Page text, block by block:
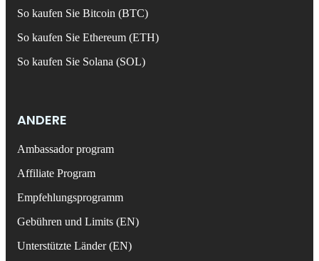
So kaufen Sie Bitcoin (BTC)
So kaufen Sie Ethereum (ETH)
So kaufen Sie Solana (SOL)
ANDERE
Ambassador program
Affiliate Program
Empfehlungsprogramm
Gebühren und Limits (EN)
Unterstützte Länder (EN)